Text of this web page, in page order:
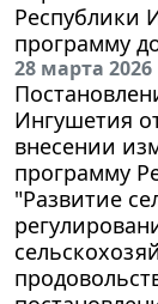
Республики
программу
28 марта 2026
Ингушетия
внесении
программу
"Развитие